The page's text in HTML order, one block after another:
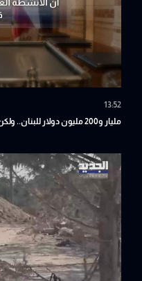
13:52
مليار و200 مليون دولار للبنان.. ولكن؟